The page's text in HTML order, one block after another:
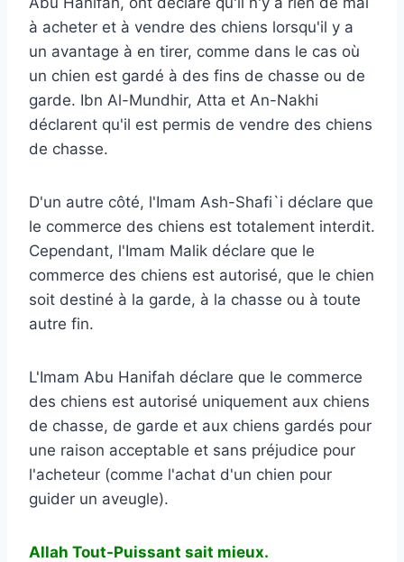
à acheter et à vendre des chiens lorsqu'il y a
un avantage à en tirer, comme dans le cas où
un chien est gardé à des fins de chasse ou de
garde. Ibn Al-Mundhir, Atta et An-Nakhi
déclarent qu'il est permis de vendre des chiens
de chasse.
D'un autre côté, l'Imam Ash-Shafi`i déclare que
le commerce des chiens est totalement interdit.
Cependant, l'Imam Malik déclare que le
commerce des chiens est autorisé, que le chien
soit destiné à la garde, à la chasse ou à toute
autre fin.
L'Imam Abu Hanifah déclare que le commerce
des chiens est autorisé uniquement aux chiens
de chasse, de garde et aux chiens gardés pour
une raison acceptable et sans préjudice pour
l'acheteur (comme l'achat d'un chien pour
guider un aveugle).
Allah Tout-Puissant sait mieux.